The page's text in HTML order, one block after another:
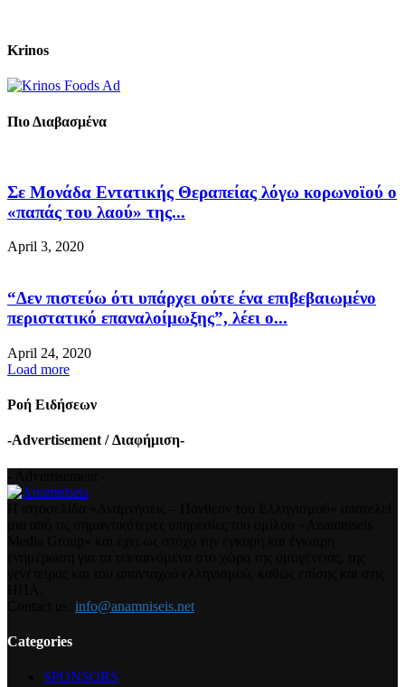
Krinos
Πιο Διαβασμένα
Σε Μονάδα Εντατικής Θεραπείας λόγω κορωνοϊού ο
«παπάς του λαού» της...
April 3, 2020
“Δεν πιστεύω ότι υπάρχει ούτε ένα επιβεβαιωμένο
περιστατικό επαναλοίμωξης”, λέει ο...
April 24, 2020
Load more
Ροή Ειδήσεων
-Advertisement / Διαφήμιση-
info@anamniseis.net
Categories
SPONSORS